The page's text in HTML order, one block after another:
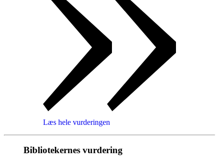
Læs hele vurderingen
Bibliotekernes vurdering